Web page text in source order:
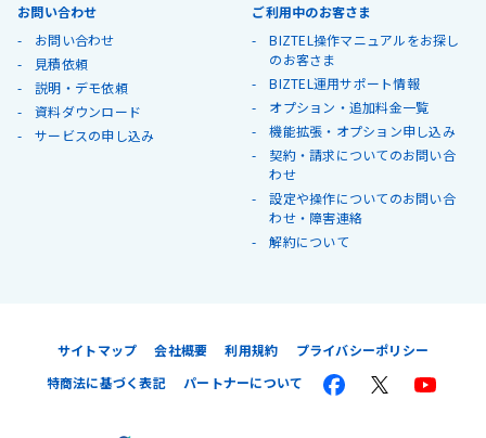
お問い合わせ
お問い合わせ
見積依頼
説明・デモ依頼
資料ダウンロード
サービスの申し込み
ご利用中のお客さま
BIZTEL操作マニュアルをお探し
のお客さま
BIZTEL運用サポート情報
オプション・追加料金一覧
機能拡張・オプション申し込み
契約・請求についてのお問い合
わせ
設定や操作についてのお問い合
わせ・障害連絡
解約について
サイトマップ 会社概要 利用規約
プライバシーポリシー
特商法に基づく表記
パートナーについて